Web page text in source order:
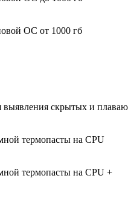
ОС от 1000 гб
выявления скрытых и
термопасты на CPU
термопасты на CPU +